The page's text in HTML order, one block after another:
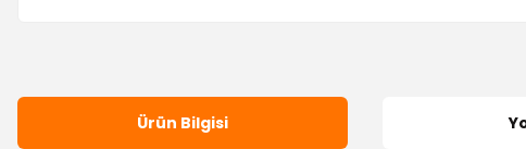
Ürün Bilgisi